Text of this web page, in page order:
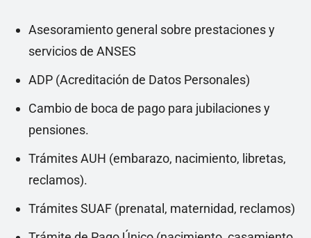
Asesoramiento general sobre prestaciones y
servicios de ANSES
ADP (Acreditación de Datos Personales)
Cambio de boca de pago para jubilaciones y
pensiones.
Trámites AUH (embarazo, nacimiento, libretas,
reclamos).
Trámites SUAF (prenatal, maternidad, reclamos)